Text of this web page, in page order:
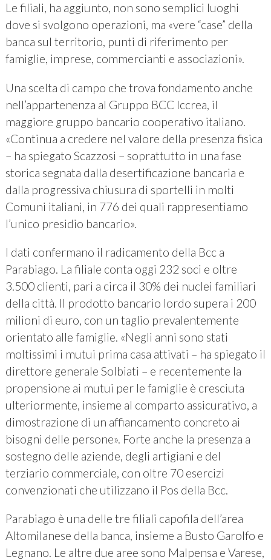
Le filiali, ha aggiunto, non sono semplici luoghi
dove si svolgono operazioni, ma «vere “case” della
banca sul territorio, punti di riferimento per
famiglie, imprese, commercianti e associazioni».
Una scelta di campo che trova fondamento anche
nell’appartenenza al Gruppo BCC Iccrea, il
maggiore gruppo bancario cooperativo italiano.
«Continua a credere nel valore della presenza fisica
– ha spiegato Scazzosi – soprattutto in una fase
storica segnata dalla desertificazione bancaria e
dalla progressiva chiusura di sportelli in molti
Comuni italiani, in 776 dei quali rappresentiamo
l’unico presidio bancario».
I dati confermano il radicamento della Bcc a
Parabiago. La filiale conta oggi 232 soci e oltre
3.500 clienti, pari a circa il 30% dei nuclei familiari
della città. Il prodotto bancario lordo supera i 200
milioni di euro, con un taglio prevalentemente
orientato alle famiglie. «Negli anni sono stati
moltissimi i mutui prima casa attivati – ha spiegato il
direttore generale Solbiati – e recentemente la
propensione ai mutui per le famiglie è cresciuta
ulteriormente, insieme al comparto assicurativo, a
dimostrazione di un affiancamento concreto ai
bisogni delle persone». Forte anche la presenza a
sostegno delle aziende, degli artigiani e del
terziario commerciale, con oltre 70 esercizi
convenzionati che utilizzano il Pos della Bcc.
Parabiago è una delle tre filiali capofila dell’area
Altomilanese della banca, insieme a Busto Garolfo e
Legnano. Le altre due aree sono Malpensa e Varese,